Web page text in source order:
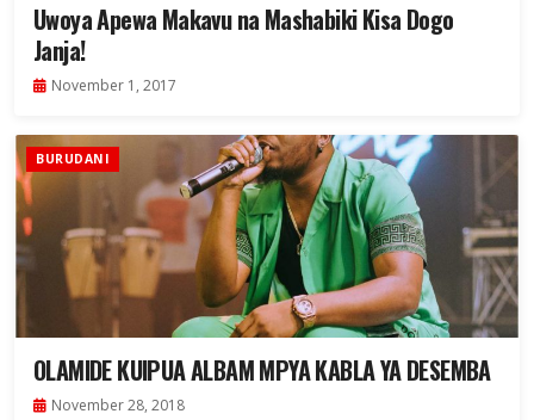
Uwoya Apewa Makavu na Mashabiki Kisa Dogo
Janja!
November 1, 2017
BURUDANI
OLAMIDE KUIPUA ALBAM MPYA KABLA YA DESEMBA
November 28, 2018